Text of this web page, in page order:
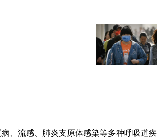
、流感、肺炎支原体感染等多种呼吸道疾